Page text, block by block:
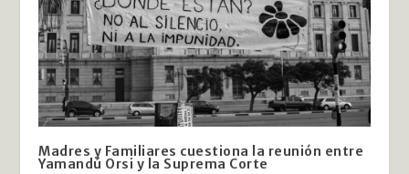
Madres y Familiares cuestiona la reunión entre
Yamandú Orsi y la Suprema Corte